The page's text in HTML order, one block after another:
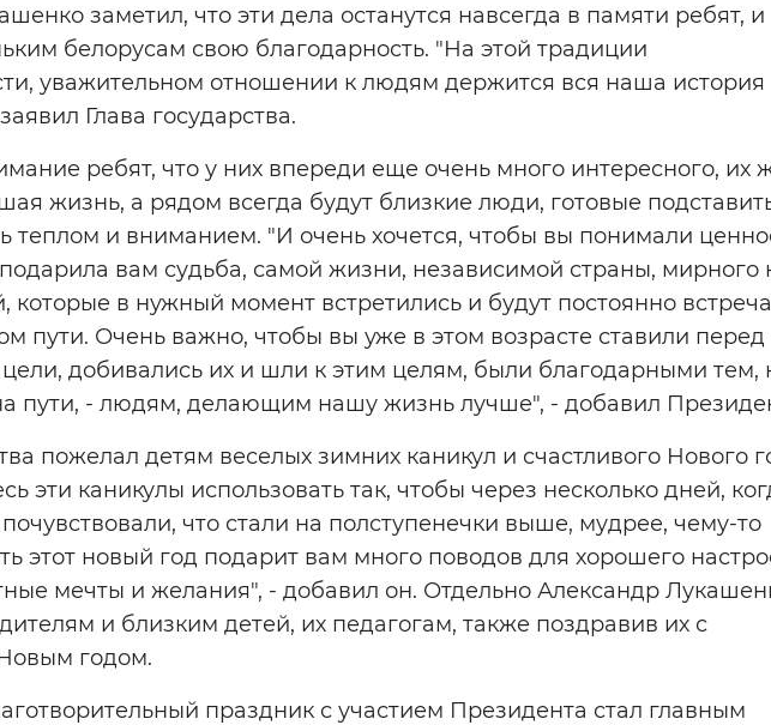
заметил, что эти дела останутся навсегда в памяти ребят, и
белорусам свою благодарность. "На этой традиции
уважительном отношении к людям держится вся наша история
Глава государства.
ребят, что у них впереди еще очень много интересного, их
жизнь, а рядом всегда будут близкие люди, готовые
теплом и вниманием. "И очень хочется, чтобы вы понимали
подарила вам судьба, самой жизни, независимой страны, мирного
в нужный момент встретились и будут постоянно
пути. Очень важно, чтобы вы уже в этом возрасте ставили перед
добивались их и шли к этим целям, были благодарными тем,
пути, - людям, делающим нашу жизнь лучше", - добавил
пожелал детям веселых зимних каникул и счастливого Нового
эти каникулы использовать так, чтобы через несколько дней,
что стали на полступенечки выше, мудрее, чему-то
этот новый год подарит вам много поводов для хорошего
мечты и желания", - добавил он. Отдельно Александр
и близким детей, их педагогам, также поздравив их с
годом.
праздник с участием Президента стал главным